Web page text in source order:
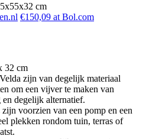
cm
€150,09 at Bol.com
32 cm
zijn van degelijk materiaal
om een vijver te maken van
degelijk alternatief.
voorzien van een pomp en een
plekken rondom tuin, terras of